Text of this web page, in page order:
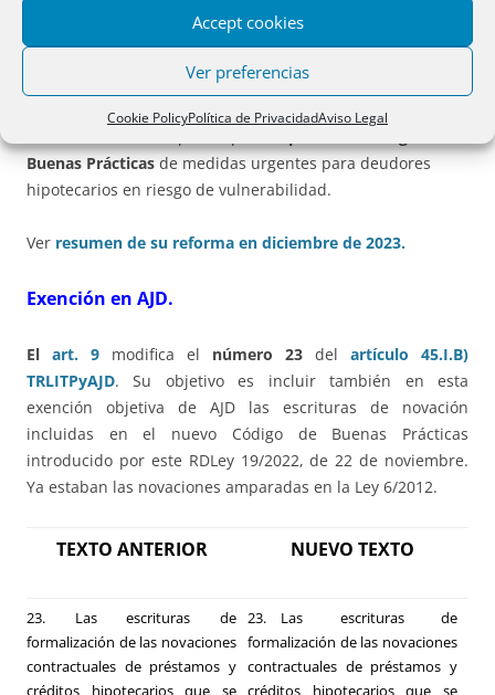
Accept cookies
Ver preferencias
Cookie PolicyPolítica de PrivacidadAviso Legal
Resolución de 23 de noviembre de 2022
publica el Acuerdo del Consejo de Ministros de 22 de
Buenas Prácticas de medidas urgentes para deudores
hipotecarios en riesgo de vulnerabilidad.
Ver resumen de su reforma en diciembre de 2023.
Exención en AJD.
El art. 9 modifica el número 23 del
artículo 45.I.B)
TRLITPyAJD. Su objetivo es incluir también en esta
exención objetiva de AJD las escrituras de novación
incluidas en el nuevo Código de Buenas Prácticas
introducido por este RDLey 19/2022, de 22 de noviembre.
Ya estaban las novaciones amparadas en la Ley 6/2012.
TEXTO ANTERIOR NUEVO TEXTO
23. Las escrituras de
formalización de las novaciones
contractuales de préstamos y
23. Las escrituras de
formalización de las novaciones
contractuales de préstamos y